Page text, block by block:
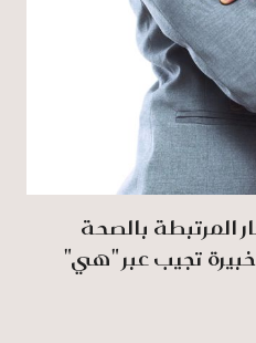
بالصحة
تجيب عبر "هي"